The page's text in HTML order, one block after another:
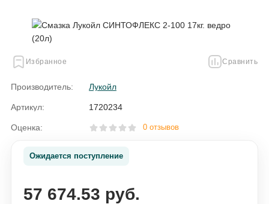
Избранное Сравнить
Производитель: Лукойл
Артикул: 1720234
Оценка: 0 отзывов
Ожидается поступление
57 674.53 руб.